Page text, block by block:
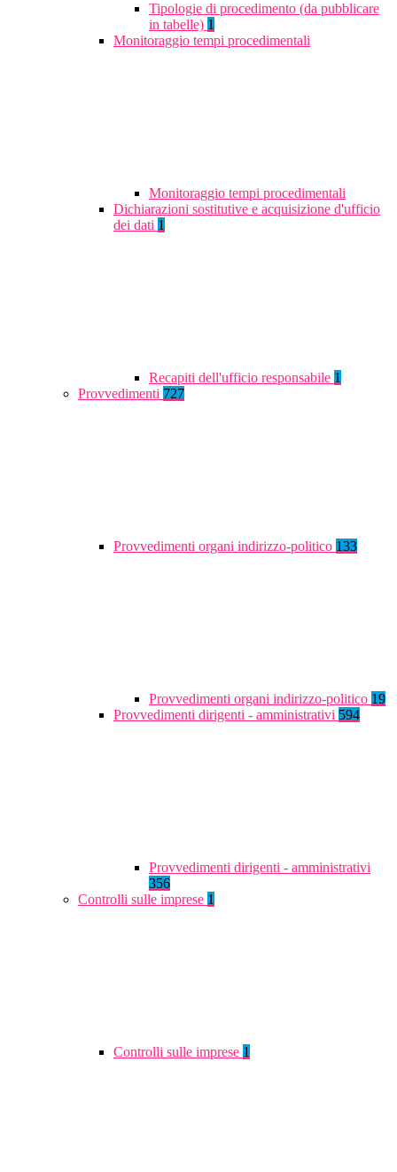
Tipologie di procedimento (da pubblicare
in tabelle) 1
Monitoraggio tempi procedimentali
Monitoraggio tempi procedimentali
Dichiarazioni sostitutive e acquisizione d'ufficio
dei dati 1
Recapiti dell'ufficio responsabile 1
Provvedimenti 727
Provvedimenti organi indirizzo-politico 133
Provvedimenti organi indirizzo-politico 19
Provvedimenti dirigenti - amministrativi 594
Provvedimenti dirigenti - amministrativi
356
Controlli sulle imprese 1
Controlli sulle imprese 1